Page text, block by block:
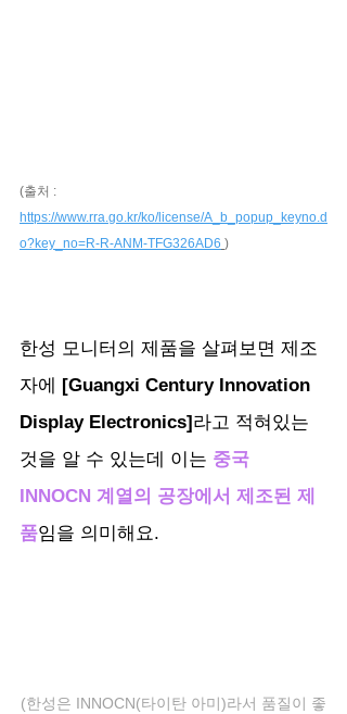
(출처 :
https://www.rra.go.kr/ko/license/A_b_popup_keyno.d
o?key_no=R-R-ANM-TFG326AD6 )
한성 모니터의 제품을 살펴보면 제조
자에 [Guangxi Century Innovation
Display Electronics]라고 적혀있는
것을 알 수 있는데 이는 중국
INNOCN 계열의 공장에서 제조된 제
품임을 의미해요.
(한성은 INNOCN(타이탄 아미)라서 품질이 좋